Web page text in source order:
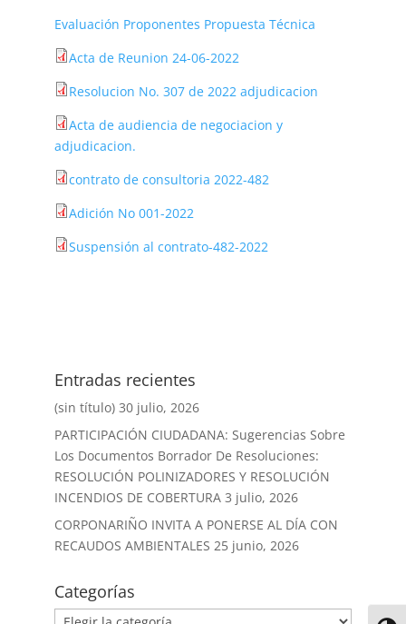
Evaluación Proponentes Propuesta Técnica
Acta de Reunion 24-06-2022
Resolucion No. 307 de 2022 adjudicacion
Acta de audiencia de negociacion y
adjudicacion.
contrato de consultoria 2022-482
Adición No 001-2022
Suspensión al contrato-482-2022
Entradas recientes
(sin título) 30 julio, 2026
PARTICIPACIÓN CIUDADANA: Sugerencias Sobre
Los Documentos Borrador De Resoluciones:
RESOLUCIÓN POLINIZADORES Y RESOLUCIÓN
INCENDIOS DE COBERTURA 3 julio, 2026
CORPONARIÑO INVITA A PONERSE AL DÍA CON
RECAUDOS AMBIENTALES 25 junio, 2026
Categorías